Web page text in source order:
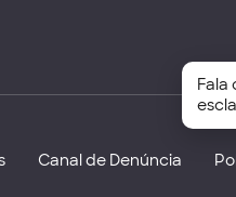
Canal de Denúncia
Fala